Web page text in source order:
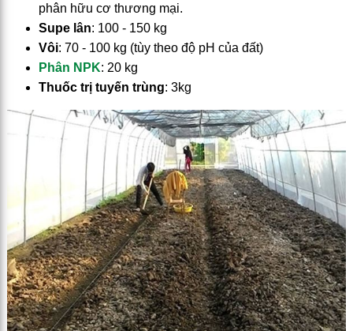
phân hữu cơ thương mại.
Supe lân: 100 - 150 kg
Vôi: 70 - 100 kg (tùy theo độ pH của đất)
Phân NPK: 20 kg
Thuốc trị tuyến trùng: 3kg